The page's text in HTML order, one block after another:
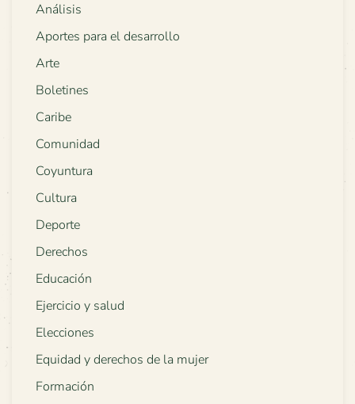
Análisis
Aportes para el desarrollo
Arte
Boletines
Caribe
Comunidad
Coyuntura
Cultura
Deporte
Derechos
Educación
Ejercicio y salud
Elecciones
Equidad y derechos de la mujer
Formación